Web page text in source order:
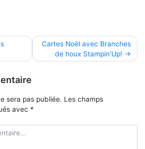
Cartes Noël avec Branches
de houx Stampin’Up!
sera pas publiée. Les champs
avec *